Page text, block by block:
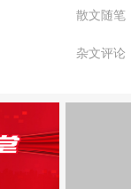
散文随笔
杂文评论